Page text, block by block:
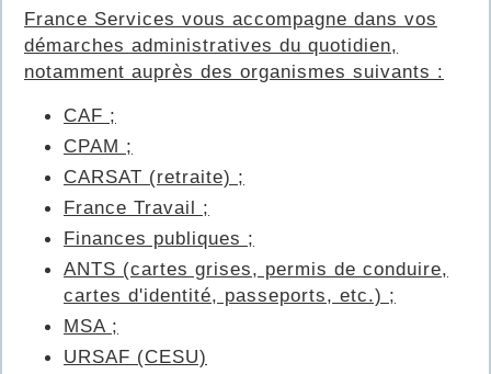
France Services vous accompagne dans vos
démarches administratives du quotidien,
notamment auprès des organismes suivants :
CAF ;
CPAM ;
CARSAT (retraite) ;
France Travail ;
Finances publiques ;
ANTS (cartes grises, permis de conduire,
cartes d'identité, passeports, etc.) ;
MSA ;
URSAF (CESU)